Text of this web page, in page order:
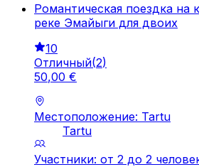
Романтическая поездка на
реке Эмайыги для двоих
10
Отличный(2)
50,00 €
Местоположение: Tartu
Tartu
Участники: от 2 до 2